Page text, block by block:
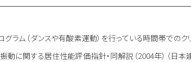
グラム（ダンスや有酸素運動）を行っている時間帯での
に関する居住性能評価指針・同解説（2004年）（日本建